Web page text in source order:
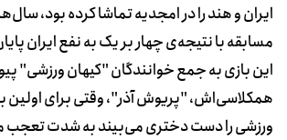
ایران و هند را در امجدیه تماشا کرده بود،
مسابقه با نتیجه‌ی چهار بر یک به نفع ایران
این بازی به جمع خوانندگان "کیهان ورزشی"
همکلاسی‌اش، "پریوش آذر"، وقتی برای اولین
ورزشی را دست دختری می‌بیند به شدت تعجب